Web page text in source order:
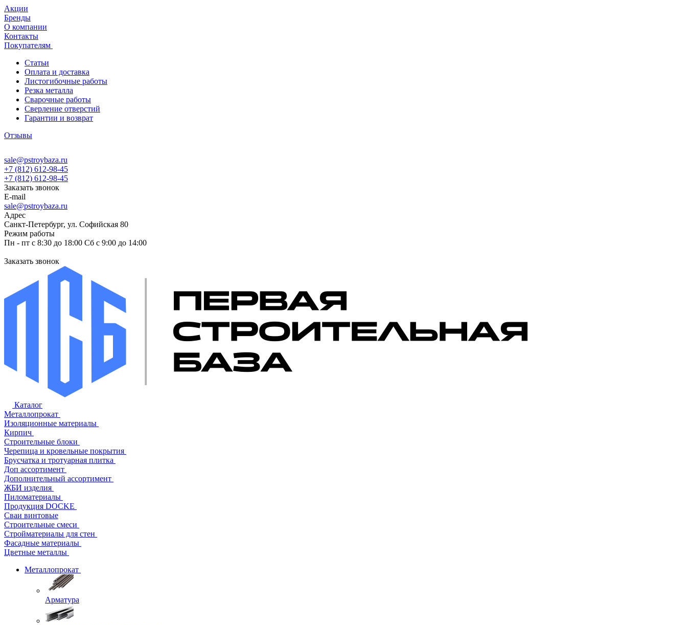
Акции
Бренды
О компании
Контакты
Покупателям
Статьи
Оплата и доставка
Листогибочные работы
Резка металла
Сварочные работы
Сверление отверстий
Гарантии и возврат
Отзывы
sale@pstroybaza.ru
+7 (812) 612-98-45
+7 (812) 612-98-45
Заказать звонок
E-mail
sale@pstroybaza.ru
Адрес
Санкт-Петербург, ул. Софийская 80
Режим работы
Пн - пт с 8:30 до 18:00 Сб с 9:00 до 14:00
Заказать звонок
Каталог
Металлопрокат
Изоляционные материалы
Кирпич
Строительные блоки
Черепица и кровельные покрытия
Брусчатка и тротуарная плитка
Доп ассортимент
Дополнительный ассортимент
ЖБИ изделия
Пиломатериалы
Продукция DOCKE
Сваи винтовые
Строительные смеси
Стройматериалы для стен
Фасадные материалы
Цветные металлы
Металлопрокат
Арматура